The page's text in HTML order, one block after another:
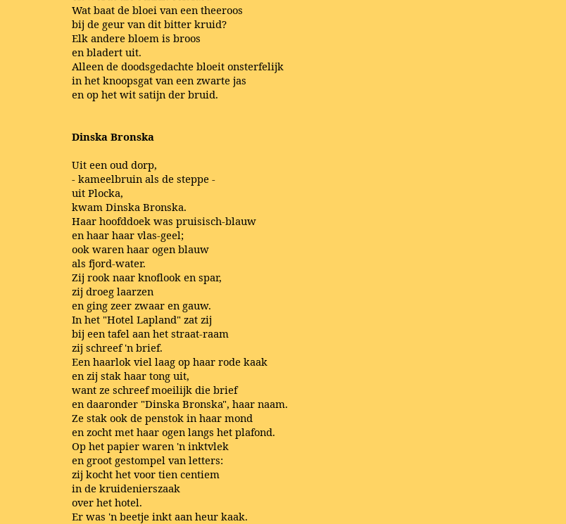
Wat baat de bloei van een theeroos
bij de geur van dit bitter kruid?
Elk andere bloem is broos
en bladert uit.
Alleen de doodsgedachte bloeit onsterfelijk
in het knoopsgat van een zwarte jas
en op het wit satijn der bruid.
Dinska Bronska
Uit een oud dorp,
- kameelbruin als de steppe -
uit Plocka,
kwam Dinska Bronska.
Haar hoofddoek was pruisisch-blauw
en haar haar vlas-geel;
ook waren haar ogen blauw
als fjord-water.
Zij rook naar knoflook en spar,
zij droeg laarzen
en ging zeer zwaar en gauw.
In het "Hotel Lapland" zat zij
bij een tafel aan het straat-raam
zij schreef 'n brief.
Een haarlok viel laag op haar rode kaak
en zij stak haar tong uit,
want ze schreef moeilijk die brief
en daaronder "Dinska Bronska", haar naam.
Ze stak ook de penstok in haar mond
en zocht met haar ogen langs het plafond.
Op het papier waren 'n inktvlek
en groot gestompel van letters:
zij kocht het voor tien centiem
in de kruidenierszaak
over het hotel.
Er was 'n beetje inkt aan heur kaak.